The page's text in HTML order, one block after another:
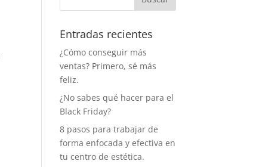
Entradas recientes
¿Cómo conseguir más
ventas? Primero, sé más
feliz.
¿No sabes qué hacer para el
Black Friday?
8 pasos para trabajar de
forma enfocada y efectiva en
tu centro de estética.